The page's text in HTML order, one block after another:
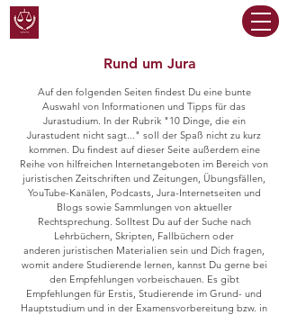
Rund um Jura
Auf den folgenden Seiten findest Du eine bunte
Auswahl von Informationen und Tipps für das
Jurastudium. In der Rubrik "10 Dinge, die ein
Jurastudent nicht sagt..." soll der Spaß nicht zu kurz
kommen. Du findest auf dieser Seite außerdem eine
Reihe von hilfreichen Internetangeboten im Bereich von
juristischen Zeitschriften und Zeitungen, Übungsfällen,
YouTube-Kanälen, Podcasts, Jura-Internetseiten und
Blogs sowie Sammlungen von aktueller
Rechtsprechung. Solltest Du auf der Suche nach
Lehrbüchern, Skripten, Fallbüchern oder
anderen juristischen Materialien sein und Dich fragen,
womit andere Studierende lernen, kannst Du gerne bei
den Empfehlungen vorbeischauen. Es gibt
Empfehlungen für Erstis, Studierende im Grund- und
Hauptstudium und in der Examensvorbereitung bzw. in